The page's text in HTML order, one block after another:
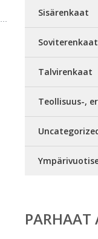
Sisärenkaat
Soviterenkaat
Talvirenkaat
Teollisuus-,
PARHAAT